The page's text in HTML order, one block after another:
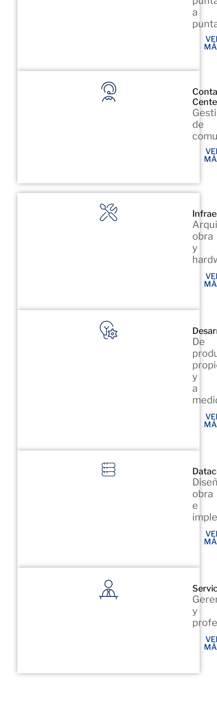
a
de
obra
y
De
y
a
obra
e
y